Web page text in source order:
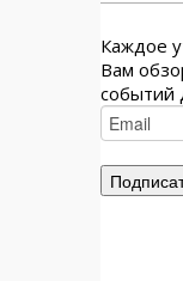
Каждое
Вам
событий